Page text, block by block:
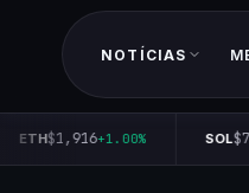
NOTÍCIAS
ETH$1,916+1.00% SOL